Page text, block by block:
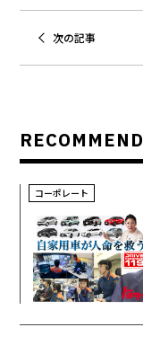
次の記事
RECOMMEND
コーポレート